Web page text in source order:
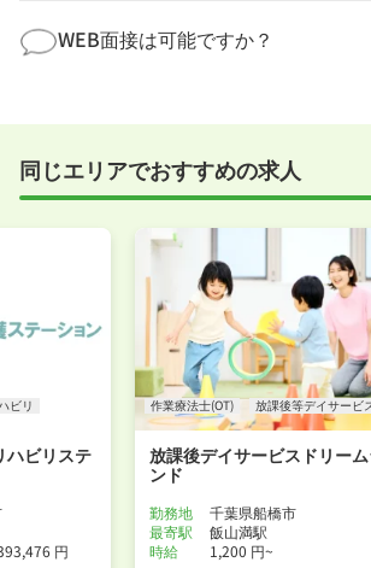
ださい！
まで、一からサポートいたします。「
たばかり」「何から始めればいいか分
WEB面接は可能ですか？
すめしていますが、企業様によっては
事前に確認することは可能ですので、
付けください！
同じエリアでおすすめの求人
ビリ
ハビリステ
円
作業療法士(OT) 放課後等デイサービ
放課後デイサービスドリーム
ンド
勤務地
千葉県船橋市
最寄駅
飯山満駅
時給
1,200 円~